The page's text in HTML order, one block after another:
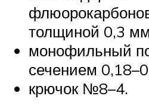
толщиной 0,3
монофильный
сечением
крючок №8–4.